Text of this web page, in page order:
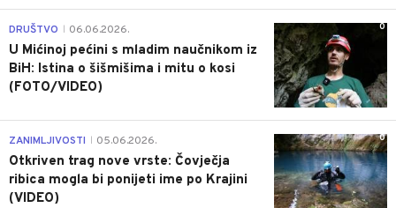
0
DRUŠTVO 06.06.2026.
U Mićinoj pećini s mladim naučnikom iz
BiH: Istina o šišmišima i mitu o kosi
(FOTO/VIDEO)
0
ZANIMLJIVOSTI 05.06.2026.
Otkriven trag nove vrste: Čovječja
ribica mogla bi ponijeti ime po Krajini
(VIDEO)